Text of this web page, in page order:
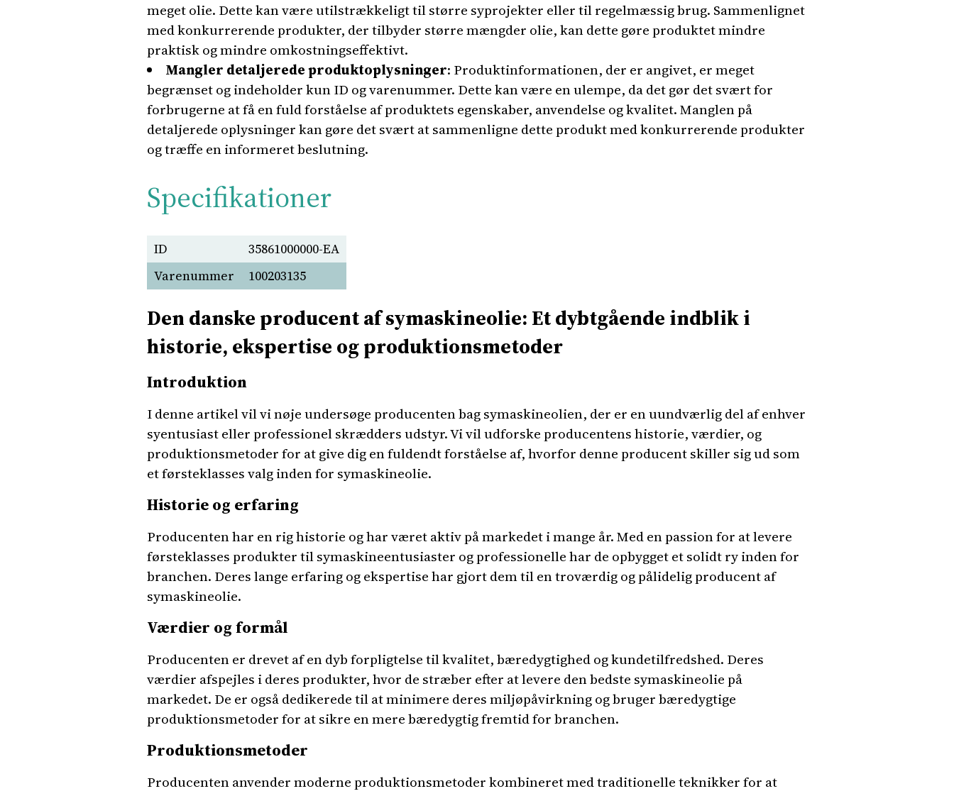
meget olie. Dette kan være utilstrækkeligt til større syprojekter eller til regelmæssig brug. Sammenlignet
med konkurrerende produkter, der tilbyder større mængder olie, kan dette gøre produktet mindre
praktisk og mindre omkostningseffektivt.
Mangler detaljerede produktoplysninger: Produktinformationen, der er angivet, er meget
begrænset og indeholder kun ID og varenummer. Dette kan være en ulempe, da det gør det svært for
forbrugerne at få en fuld forståelse af produktets egenskaber, anvendelse og kvalitet. Manglen på
detaljerede oplysninger kan gøre det svært at sammenligne dette produkt med konkurrerende produkter
og træffe en informeret beslutning.
Specifikationer
ID
35861000000-EA
Varenummer
100203135
Den danske producent af symaskineolie: Et dybtgående indblik i
historie, ekspertise og produktionsmetoder
Introduktion
I denne artikel vil vi nøje undersøge producenten bag symaskineolien, der er en uundværlig del af enhver
syentusiast eller professionel skrædders udstyr. Vi vil udforske producentens historie, værdier, og
produktionsmetoder for at give dig en fuldendt forståelse af, hvorfor denne producent skiller sig ud som
et førsteklasses valg inden for symaskineolie.
Historie og erfaring
Producenten har en rig historie og har været aktiv på markedet i mange år. Med en passion for at levere
førsteklasses produkter til symaskineentusiaster og professionelle har de opbygget et solidt ry inden for
branchen. Deres lange erfaring og ekspertise har gjort dem til en troværdig og pålidelig producent af
symaskineolie.
Værdier og formål
Producenten er drevet af en dyb forpligtelse til kvalitet, bæredygtighed og kundetilfredshed. Deres
værdier afspejles i deres produkter, hvor de stræber efter at levere den bedste symaskineolie på
markedet. De er også dedikerede til at minimere deres miljøpåvirkning og bruger bæredygtige
produktionsmetoder for at sikre en mere bæredygtig fremtid for branchen.
Produktionsmetoder
Producenten anvender moderne produktionsmetoder kombineret med traditionelle teknikker for at